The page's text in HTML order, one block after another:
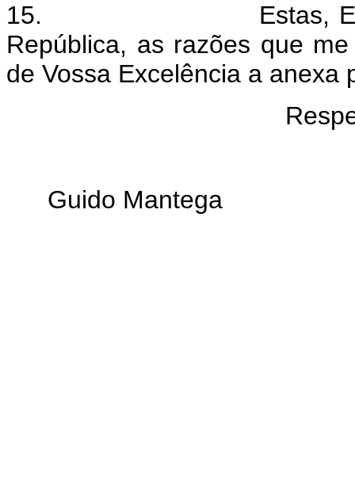
15. Estas,
República, as razões que
de Vossa Excelência a
Guido Mantega